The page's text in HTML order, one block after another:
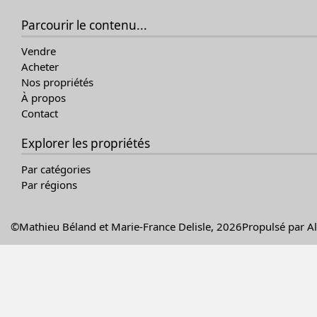
Parcourir le contenu...
Vendre
Acheter
Nos propriétés
À propos
Contact
Explorer les propriétés
Par catégories
Par régions
©Mathieu Béland et Marie-France Delisle, 2026Propulsé par